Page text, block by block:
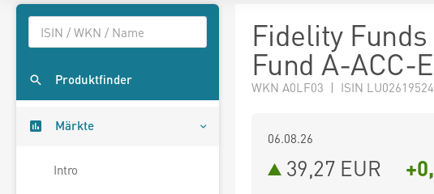
Produktfinder
Märkte
Intro
Fidelity
Fund A-ACC-
WKN A0LF03 | ISIN
06.08.26
39,27 EUR